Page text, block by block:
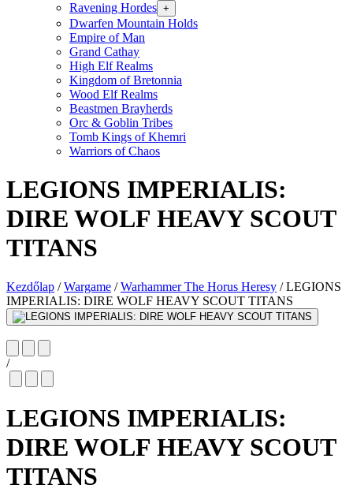
Ravening Hordes +
Dwarfen Mountain Holds
Empire of Man
Grand Cathay
High Elf Realms
Kingdom of Bretonnia
Wood Elf Realms
Beastmen Brayherds
Orc & Goblin Tribes
Tomb Kings of Khemri
Warriors of Chaos
LEGIONS IMPERIALIS:
DIRE WOLF HEAVY SCOUT
TITANS
Kezdőlap / Wargame / Warhammer The Horus Heresy /LEGIONS
IMPERIALIS: DIRE WOLF HEAVY SCOUT TITANS
/
LEGIONS IMPERIALIS:
DIRE WOLF HEAVY SCOUT
TITANS